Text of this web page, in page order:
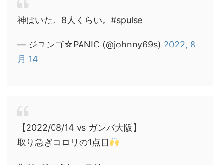
神はいた。8人くらい。#spulse
— ジユンゴ☆PANIC (@johnny69s) 2022, 8
月 14
【2022/08/14 vs ガンバ大阪】
取り急ぎコロリの1点目